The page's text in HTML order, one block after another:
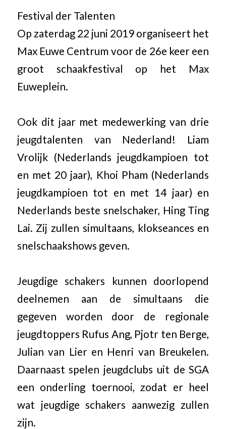
Festival der Talenten
Op zaterdag 22 juni 2019 organiseert het
Max Euwe Centrum voor de 26e keer een
groot schaakfestival op het Max
Euweplein.
Ook dit jaar met medewerking van drie
jeugdtalenten van Nederland! Liam
Vrolijk (Nederlands jeugdkampioen tot
en met 20 jaar), Khoi Pham (Nederlands
jeugdkampioen tot en met 14 jaar) en
Nederlands beste snelschaker, Hing Ting
Lai. Zij zullen simultaans, klokseances en
snelschaakshows geven.
Jeugdige schakers kunnen doorlopend
deelnemen aan de simultaans die
gegeven worden door de regionale
jeugdtoppers Rufus Ang, Pjotr ten Berge,
Julian van Lier en Henri van Breukelen.
Daarnaast spelen jeugdclubs uit de SGA
een onderling toernooi, zodat er heel
wat jeugdige schakers aanwezig zullen
zijn.